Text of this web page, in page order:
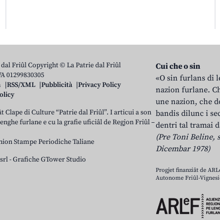
dal Friûl Copyright © La Patrie dal Friûl
01299830305
RSS/XML Pubblicità
Privacy Policy
Clape di Culture “Patrie dal Friûl”. I articui a son
furlane e cu la grafie uficiâl de Regjon Friûl –
Stampe Periodiche Taliane
-Grafiche GTower Studio
Cui che o sin
«O sin furlans di
nazion furlane.
une nazion, che
bandis dilunc i
dentri tal tramai
(Pre Toni Beline,
Dicembar 1978)
Progjet finanziât de
Autonome Friûl-